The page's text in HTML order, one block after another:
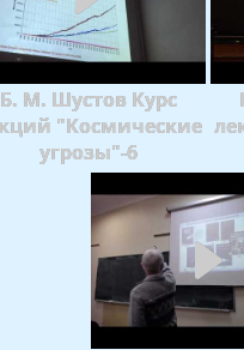
Б. М. Шустов Курс
"Космические
угрозы"-6